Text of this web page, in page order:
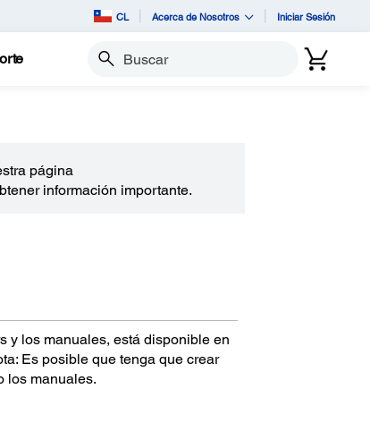
CL Acerca de Nosotros Iniciar Sesión
Buscar
página
información importante.
y los manuales, está disponible en
Es posible que tenga que crear
los manuales.